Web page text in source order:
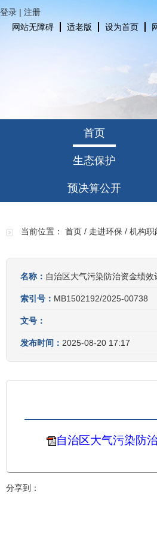
登录 | 注册
网站无障碍
适老版 设为首页
首页
生态保护
预决算公开
当前位置： 首页 / 走进环保 / 机构职
名称： 自治区大气污染防治资金绩效
索引号： MB1502192/2025-00738
文号：
发布时间： 2025-08-20 17:17
自治区大气污染防
分享到：